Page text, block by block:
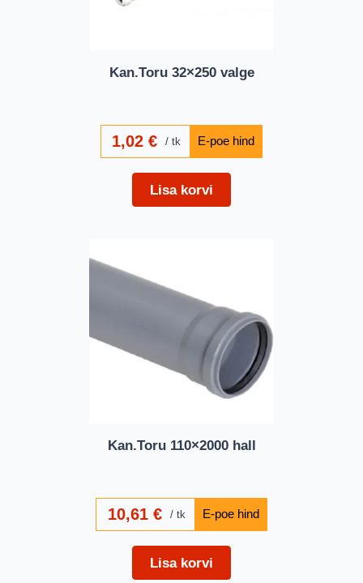
Kan.Toru 32×250 valge
1,02€ tk
Lisa korvi
Kan.Toru 110×2000 hall
10,61 € tk
Lisa korvi